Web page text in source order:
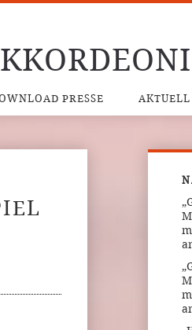
PRESSE AKTUELL